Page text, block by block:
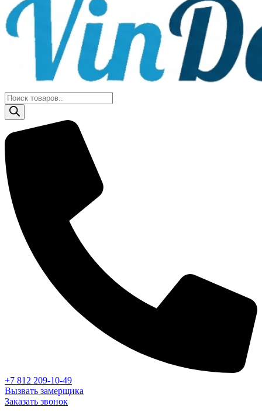
Поиск
товаров
+7 812 209-10-49
Вызвать замерщика
Заказать звонок